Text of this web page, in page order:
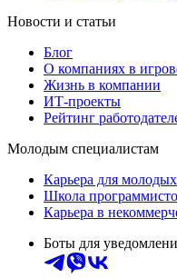
Новости и статьи
Блог
О компаниях в
Жизнь в компании
ИТ-проекты
Рейтинг
Молодым специалистам
Карьера для
Школа
Карьера в
Боты для